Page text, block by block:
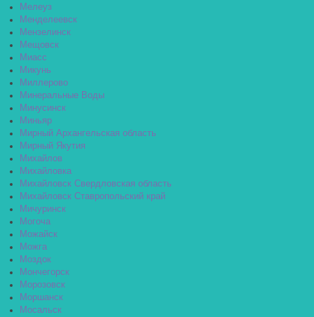
Мелеуз
Менделеевск
Мензелинск
Мещовск
Миасс
Микунь
Миллерово
Минеральные Воды
Минусинск
Миньяр
Мирный Архангельская область
Мирный Якутия
Михайлов
Михайловка
Михайловск Свердловская область
Михайловск Ставропольский край
Мичуринск
Могоча
Можайск
Можга
Моздок
Мончегорск
Морозовск
Моршанск
Мосальск